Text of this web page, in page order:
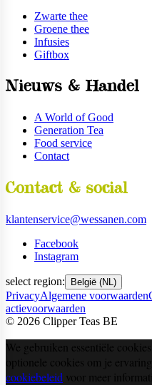
Zwarte thee
Groene thee
Infusies
Giftbox
Nieuws & Handel
A World of Good
Generation Tea
Food service
Contact
Contact & social
klantenservice@wessanen.com
Facebook
Instagram
select region: België (NL)
PrivacyAlgemene voorwaarden
actievoorwaarden
© 2026 Clipper Teas BE
We gebruiken essentiële
optionele cookies om je
cookiebeleid voor meer